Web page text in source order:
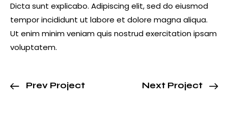
Dicta sunt explicabo. Adipiscing elit, sed do eiusmod
tempor incididunt ut labore et dolore magna aliqua.
Ut enim minim veniam quis nostrud exercitation ipsam
voluptatem.
Prev Project Next Project